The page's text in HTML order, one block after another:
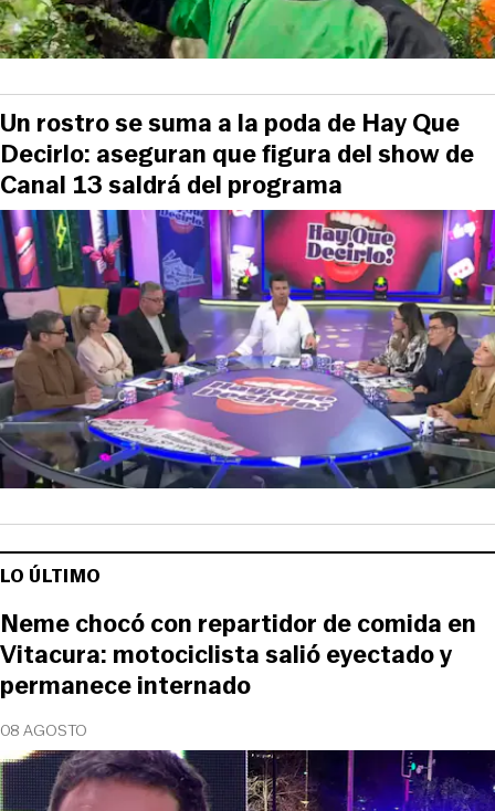
Un rostro se suma a la poda de Hay Que
Decirlo: aseguran que figura del show de
Canal 13 saldrá del programa
LO ÚLTIMO
08 AGOSTO
Neme chocó con repartidor de comida en
Vitacura: motociclista salió eyectado y
permanece internado